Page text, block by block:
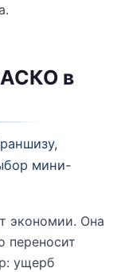
в
мини-
экономии. Она
переносит
ущерб